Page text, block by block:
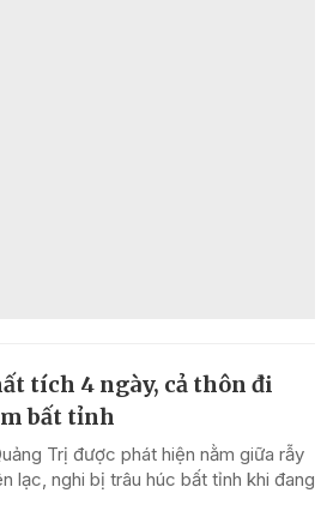
tích 4 ngày, cả thôn đi
bất tỉnh
Trị được phát hiện nằm giữa rẫy
lạc, nghi bị trâu húc bất tỉnh khi đang